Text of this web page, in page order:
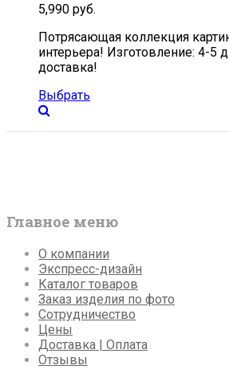
5,990 руб.
Потрясающая коллекция
интерьера! Изготовление: 4-5
доставка!
Выбрать
Главное меню
О компании
Экспресс-дизайн
Каталог товаров
Заказ изделия по фото
Сотрудничество
Цены
Доставка | Оплата
Отзывы